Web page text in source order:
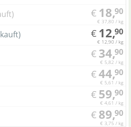
€ 18,90
€ 37,80 / kg
€ 12,90
€ 12,90 / kg
€ 34,90
€ 5,82 / kg
€44,90
€ 5,61 / kg
€ 59,90
€ 4,61 / kg
€ 89,90
€ 3,75 / kg